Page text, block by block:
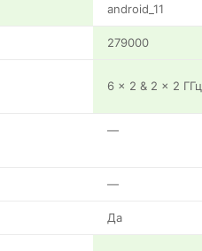
android_11
279000
6 x 2 & 2 x 2 ГГц
—
—
Да